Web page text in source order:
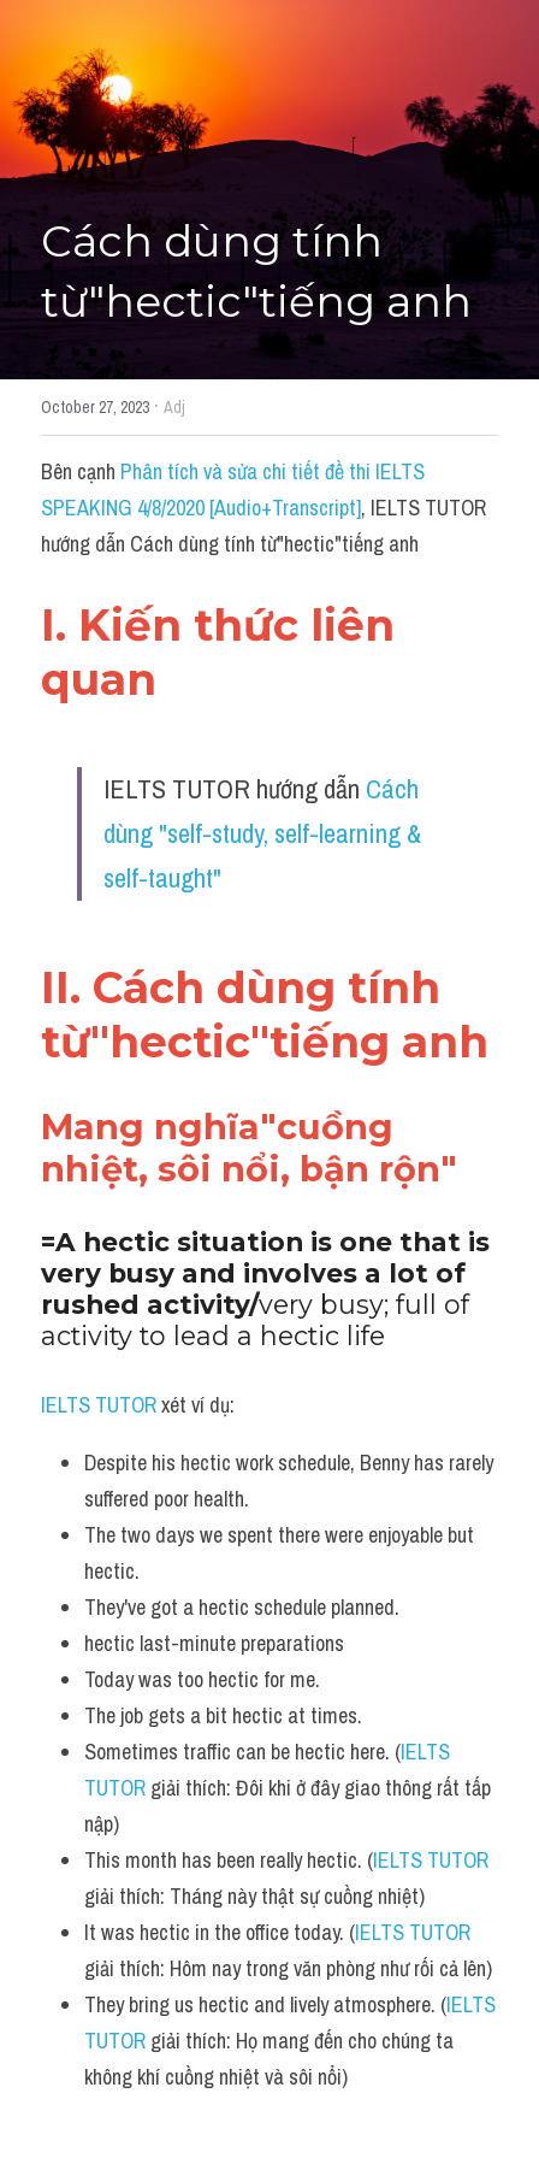
Học thử →
Cách dùng tính
từ"hectic"tiếng anh
October 27, 2023 · Adj
Bên cạnh Phân tích và sửa chi tiết đề thi IELTS
SPEAKING 4/8/2020 [Audio+Transcript], IELTS TUTOR
hướng dẫn Cách dùng tính từ"hectic"tiếng anh
I. Kiến thức liên
quan
IELTS TUTOR hướng dẫn Cách
dùng "self-study, self-learning &
self-taught"
II. Cách dùng tính
từ"hectic"tiếng anh
Mang nghĩa"cuồng
nhiệt, sôi nổi, bận rộn"
=A hectic situation is one that is
very busy and involves a lot of
rushed activity/very busy; full of
activity to lead a hectic life
IELTS TUTOR xét ví dụ:
Despite his hectic work schedule, Benny has rarely
suffered poor health.
The two days we spent there were enjoyable but
hectic.
They've got a hectic schedule planned.
hectic last-minute preparations
Today was too hectic for me.
The job gets a bit hectic at times.
Sometimes traffic can be hectic here. (IELTS
TUTOR giải thích: Đôi khi ở đây giao thông rất tấp
nập)
This month has been really hectic. (IELTS TUTOR
giải thích: Tháng này thật sự cuồng nhiệt)
It was hectic in the office today. (IELTS TUTOR
giải thích: Hôm nay trong văn phòng như rối cả lên)
They bring us hectic and lively atmosphere. (IELTS
TUTOR giải thích: Họ mang đến cho chúng ta
không khí cuồng nhiệt và sôi nổi)